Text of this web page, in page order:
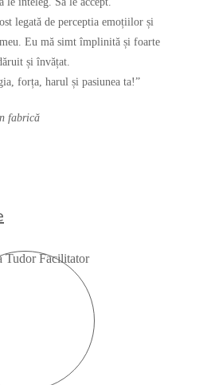
legată de perceptia emoțiilor și
Eu mă simt împlinită și foarte
și învățat.
forța, harul și pasiunea ta!”
fabrică